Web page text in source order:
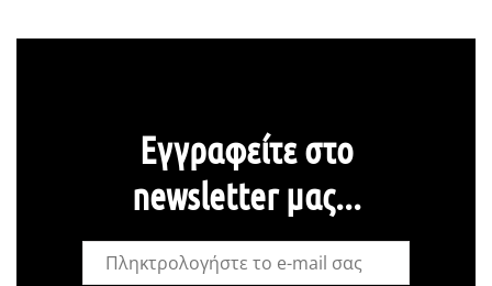
Εγγραφείτε στο
newsletter μας...